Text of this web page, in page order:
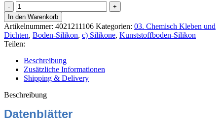
Ottoseal
S-
51
Kunststoffboden-
Silikon
310ml
C103
sahara
Menge
In den Warenkorb
Artikelnummer: 4021211106 Kategorien: 03. Chemisch Kleben und
Dichten, Boden-Silikon, c) Silikone, Kunststoffboden-Silikon
Teilen:
Beschreibung
Zusätzliche Informationen
Shipping & Delivery
Beschreibung
Datenblätter